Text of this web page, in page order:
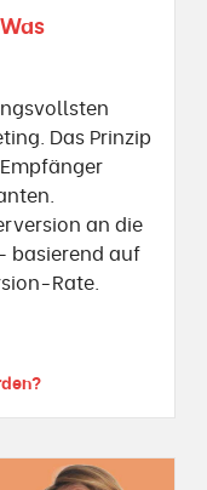
Das Prinzip
an die
basierend auf
Rate.